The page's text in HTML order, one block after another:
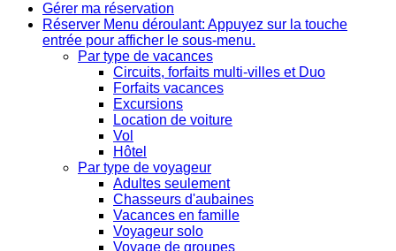
Gérer ma réservation
Réserver Menu déroulant: Appuyez sur la touche
entrée pour afficher le sous-menu.
Par type de vacances
Circuits, forfaits multi-villes et Duo
Forfaits vacances
Excursions
Location de voiture
Vol
Hôtel
Par type de voyageur
Adultes seulement
Chasseurs d'aubaines
Vacances en famille
Voyageur solo
Voyage de groupes